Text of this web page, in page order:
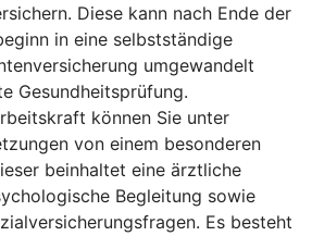
Diese kann nach Ende der
in eine selbstständige
umgewandelt
Gesundheitsprüfung.
können Sie unter
von einem besonderen
beinhaltet eine ärztliche
Begleitung sowie
Es besteht